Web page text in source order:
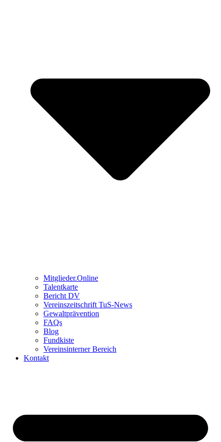
Mitglieder.Online
Talentkarte
Bericht DV
Vereinszeitschrift TuS-News
Gewaltprävention
FAQs
Blog
Fundkiste
Vereinsinterner Bereich
Kontakt